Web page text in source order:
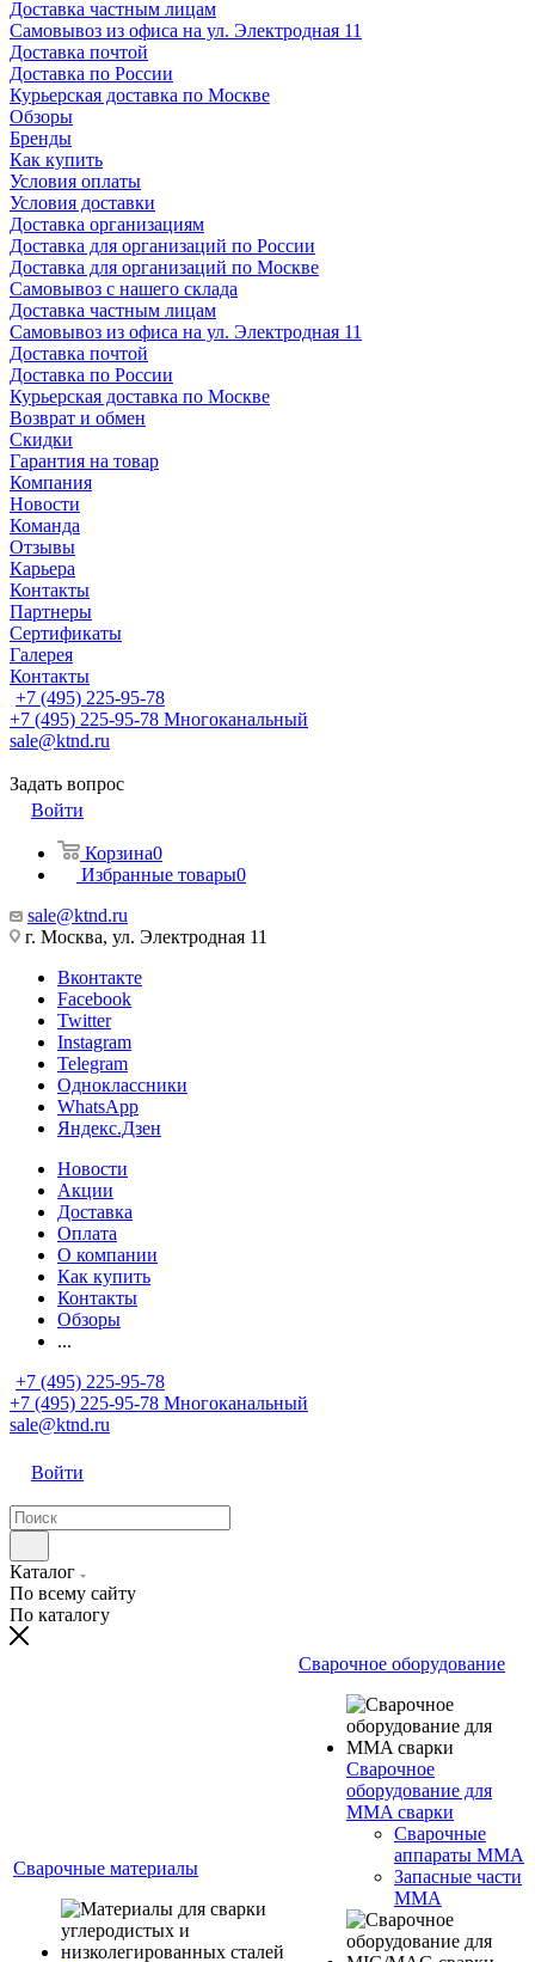
Доставка частным лицам
Самовывоз из офиса на ул. Электродная 11
Доставка почтой
Доставка по России
Курьерская доставка по Москве
Обзоры
Бренды
Как купить
Условия оплаты
Условия доставки
Доставка организациям
Доставка для организаций по России
Доставка для организаций по Москве
Самовывоз с нашего склада
Доставка частным лицам
Самовывоз из офиса на ул. Электродная 11
Доставка почтой
Доставка по России
Курьерская доставка по Москве
Возврат и обмен
Скидки
Гарантия на товар
Компания
Новости
Команда
Отзывы
Карьера
Контакты
Партнеры
Сертификаты
Галерея
Контакты
+7 (495) 225-95-78
+7 (495) 225-95-78 Многоканальный
sale@ktnd.ru
Задать вопрос
Войти
Корзина0
Избранные товары0
sale@ktnd.ru
г. Москва, ул. Электродная 11
Вконтакте
Facebook
Twitter
Instagram
Telegram
Одноклассники
WhatsApp
Яндекс.Дзен
Новости
Акции
Доставка
Оплата
О компании
Как купить
Контакты
Обзоры
...
+7 (495) 225-95-78
+7 (495) 225-95-78 Многоканальный
sale@ktnd.ru
Войти
Каталог
По всему сайту
По каталогу
Сварочные материалы
Сварочное оборудование
Сварочное
оборудование для
MMA сварки
Сварочные
аппараты MMA
Запасные части
MMA